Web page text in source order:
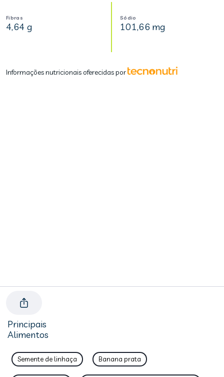
Fibras
4,64 g
Sódio
101,66 mg
Informações nutricionais oferecidas por
Principais
Alimentos
Semente de linhaça Banana prata